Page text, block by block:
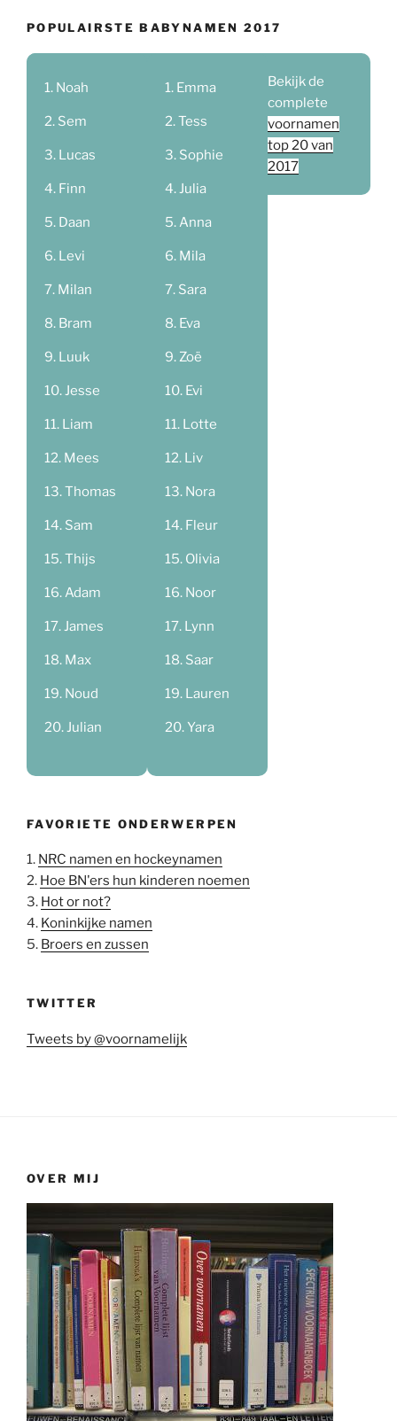
POPULAIRSTE BABYNAMEN 2017
Noah
Sem
Lucas
Finn
Daan
Levi
Milan
Bram
Luuk
Jesse
Liam
Mees
Thomas
Sam
Thijs
Adam
James
Max
Noud
Julian
Emma
Tess
Sophie
Julia
Anna
Mila
Sara
Eva
Zoë
Evi
Lotte
Liv
Nora
Fleur
Olivia
Noor
Lynn
Saar
Lauren
Yara
Bekijk de
complete
voornamen
top 20 van
2017
FAVORIETE ONDERWERPEN
1. NRC namen en hockeynamen
2. Hoe BN'ers hun kinderen noemen
3. Hot or not?
4. Koninkijke namen
5. Broers en zussen
TWITTER
Tweets by @voornamelijk
OVER MIJ